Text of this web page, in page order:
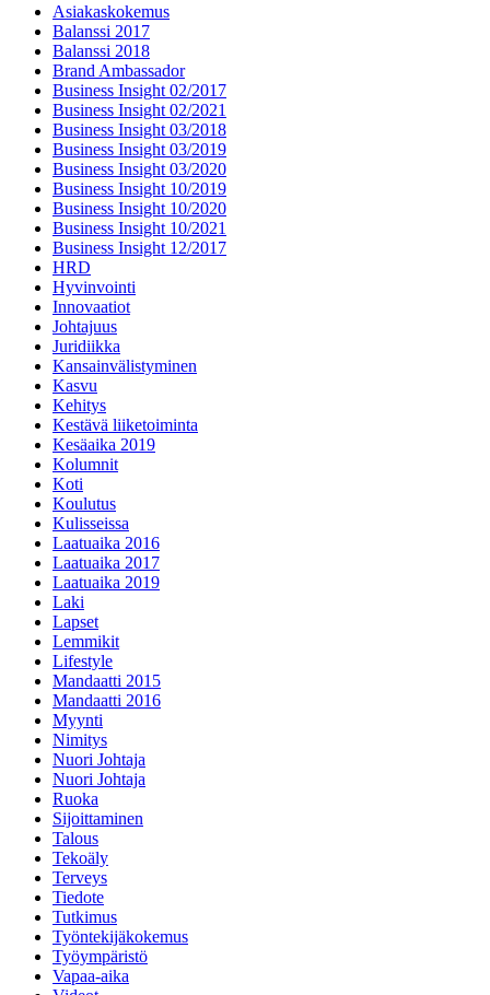
Asiakaskokemus
Balanssi 2017
Balanssi 2018
Brand Ambassador
Business Insight 02/2017
Business Insight 02/2021
Business Insight 03/2018
Business Insight 03/2019
Business Insight 03/2020
Business Insight 10/2019
Business Insight 10/2020
Business Insight 10/2021
Business Insight 12/2017
HRD
Hyvinvointi
Innovaatiot
Johtajuus
Juridiikka
Kansainvälistyminen
Kasvu
Kehitys
Kestävä liiketoiminta
Kesäaika 2019
Kolumnit
Koti
Koulutus
Kulisseissa
Laatuaika 2016
Laatuaika 2017
Laatuaika 2019
Laki
Lapset
Lemmikit
Lifestyle
Mandaatti 2015
Mandaatti 2016
Myynti
Nimitys
Nuori Johtaja
Nuori Johtaja
Ruoka
Sijoittaminen
Talous
Tekoäly
Terveys
Tiedote
Tutkimus
Työntekijäkokemus
Työympäristö
Vapaa-aika